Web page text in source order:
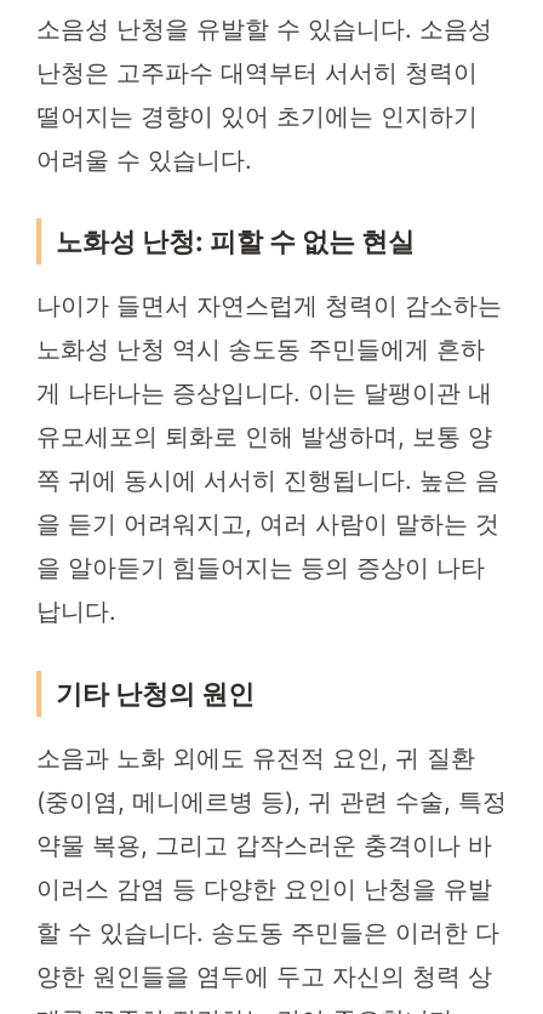
소음성 난청을 유발할 수 있습니다. 소음성
난청은 고주파수 대역부터 서서히 청력이
떨어지는 경향이 있어 초기에는 인지하기
어려울 수 있습니다.
노화성 난청: 피할 수 없는 현실
나이가 들면서 자연스럽게 청력이 감소하는
노화성 난청 역시 송도동 주민들에게 흔하
게 나타나는 증상입니다. 이는 달팽이관 내
유모세포의 퇴화로 인해 발생하며, 보통 양
쪽 귀에 동시에 서서히 진행됩니다. 높은 음
을 듣기 어려워지고, 여러 사람이 말하는 것
을 알아듣기 힘들어지는 등의 증상이 나타
납니다.
기타 난청의 원인
소음과 노화 외에도 유전적 요인, 귀 질환
(중이염, 메니에르병 등), 귀 관련 수술, 특정
약물 복용, 그리고 갑작스러운 충격이나 바
이러스 감염 등 다양한 요인이 난청을 유발
할 수 있습니다. 송도동 주민들은 이러한 다
양한 원인들을 염두에 두고 자신의 청력 상